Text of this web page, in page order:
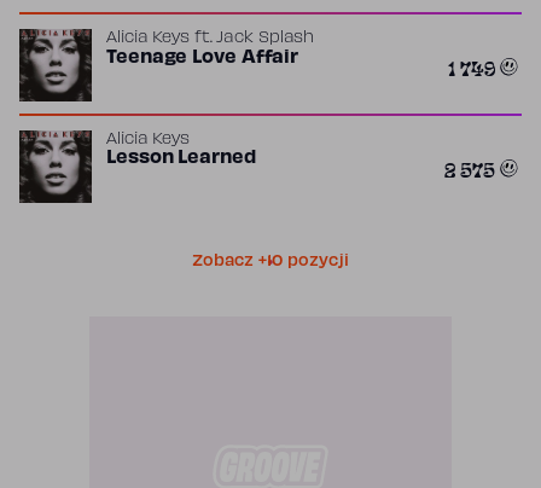
Alicia Keysft.Jack Splash
Teenage Love Affair 1 749
Alicia Keys
Lesson Learned 2 575
Zobacz +10 pozycji